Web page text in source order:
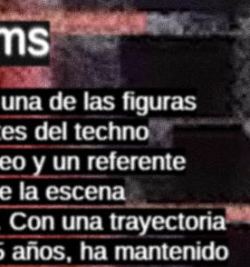
de las figuras
del techno
y un referente
la escena
Con una trayectoria
años, ha mantenido